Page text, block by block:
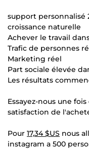
support personnalisé
croissance naturelle
Achever le travail
Trafic de personnes
Marketing réel
Part sociale élevée
Les résultats
Essayez-nous une
satisfaction de
Pour 17,34 $US nous
instagram a 500